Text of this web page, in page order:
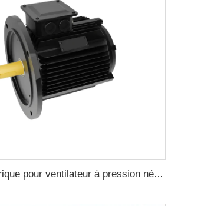
Moteur électrique pour ventilateur à pression négative 1,1kW-3kW